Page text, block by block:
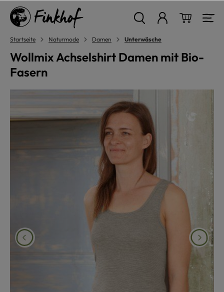
springen
Startseite Naturmode Damen Unterwäsche
Wollmix Achselshirt Damen mit Bio-
Fasern
Bildergalerie überspringen